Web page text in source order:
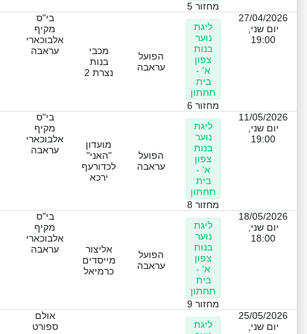
מחזור 5
27/04/2026
יום שני,
19:00
ליגת
נוער
בנות
צפון
א' -
בית
תחתון
מחזור 6
הפועל
עראבה
מכבי
בנות
נצרת 2
בי"ס
מקיף
אלבוכארי
עראבה
11/05/2026
יום שני,
19:00
ליגת
נוער
בנות
צפון
א' -
בית
תחתון
מחזור 8
הפועל
עראבה
מועדון
"האני"
לכדורעף
ירכא
בי"ס
מקיף
אלבוכארי
עראבה
18/05/2026
יום שני,
18:00
ליגת
נוער
בנות
צפון
א' -
בית
תחתון
מחזור 9
הפועל
עראבה
אליצור
מייסדים
כרמיאל
בי"ס
מקיף
אלבוכארי
עראבה
25/05/2026
יום שני,
ליגת
אולם
ספורט